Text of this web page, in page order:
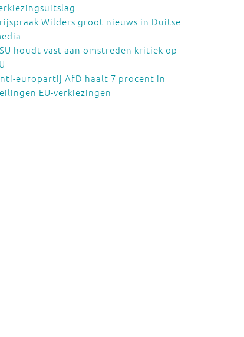
Wilders groot nieuws in Duitse
houdt vast aan omstreden kritiek op
europartij AfD haalt 7 procent in
EU-verkiezingen